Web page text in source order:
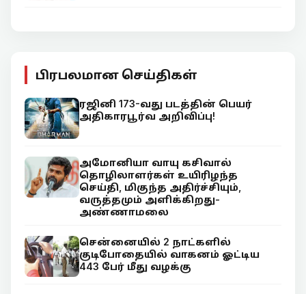
பிரபலமான செய்திகள்
ரஜினி 173-வது படத்தின் பெயர்
அதிகாரபூர்வ அறிவிப்பு!
அமோனியா வாயு கசிவால்
தொழிலாளர்கள் உயிரிழந்த
செய்தி, மிகுந்த அதிர்ச்சியும்,
வருத்தமும் அளிக்கிறது-
அண்ணாமலை
சென்னையில் 2 நாட்களில்
குடிபோதையில் வாகனம் ஓட்டிய
443 பேர் மீது வழக்கு